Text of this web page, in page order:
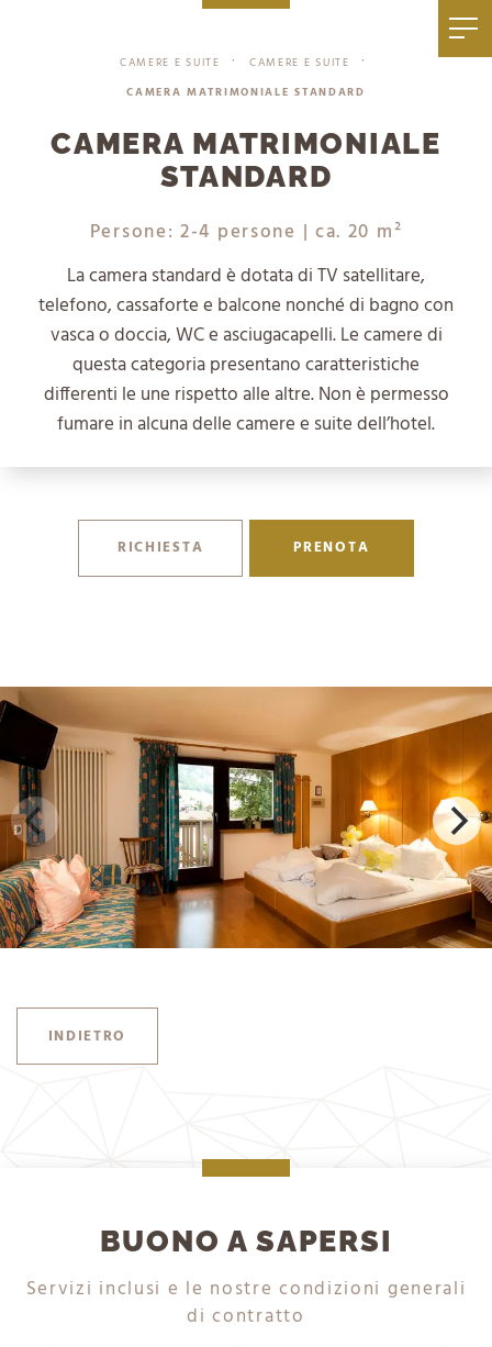
CAMERE E SUITE • CAMERE E SUITE •
CAMERA MATRIMONIALE STANDARD
CAMERA MATRIMONIALE
STANDARD
Persone: 2-4 persone | ca. 20 m²
La camera standard è dotata di TV satellitare,
telefono, cassaforte e balcone nonché di bagno con
vasca o doccia, WC e asciugacapelli. Le camere di
questa categoria presentano caratteristiche
differenti le une rispetto alle altre. Non è permesso
fumare in alcuna delle camere e suite dell’hotel.
RICHIESTA PRENOTA
INDIETRO
BUONO A SAPERSI
Servizi inclusi e le nostre condizioni generali
di contratto